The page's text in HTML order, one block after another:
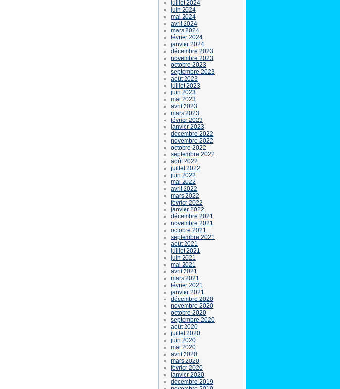
juillet 2024
juin 2024
mai 2024
avril 2024
mars 2024
février 2024
janvier 2024
décembre 2023
novembre 2023
octobre 2023
septembre 2023
août 2023
juillet 2023
juin 2023
mai 2023
avril 2023
mars 2023
février 2023
janvier 2023
décembre 2022
novembre 2022
octobre 2022
septembre 2022
août 2022
juillet 2022
juin 2022
mai 2022
avril 2022
mars 2022
février 2022
janvier 2022
décembre 2021
novembre 2021
octobre 2021
septembre 2021
août 2021
juillet 2021
juin 2021
mai 2021
avril 2021
mars 2021
février 2021
janvier 2021
décembre 2020
novembre 2020
octobre 2020
septembre 2020
août 2020
juillet 2020
juin 2020
mai 2020
avril 2020
mars 2020
février 2020
janvier 2020
décembre 2019